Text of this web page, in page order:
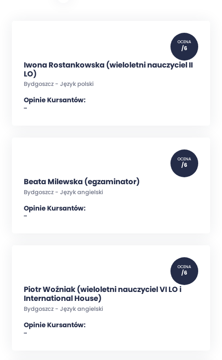
OCENA
/6
Iwona Rostankowska (wieloletni nauczyciel II
LO)
Bydgoszcz - Język polski
Opinie Kursantów:
""
OCENA
/6
Beata Milewska (egzaminator)
Bydgoszcz - Język angielski
Opinie Kursantów:
""
OCENA
/6
Piotr Woźniak (wieloletni nauczyciel VI LO i
International House)
Bydgoszcz - Język angielski
Opinie Kursantów:
""